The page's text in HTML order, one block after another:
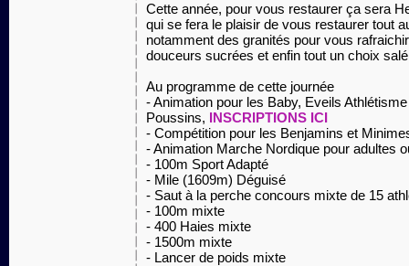
Cette année, pour vous restaurer ça sera
qui se fera le plaisir de vous restaurer tout
notamment des granités pour vous
douceurs sucrées et enfin tout un choix
Au programme de cette journée
- Animation pour les Baby, Eveils
Poussins, INSCRIPTIONS ICI
- Compétition pour les Benjamins et
- Animation Marche Nordique pour adultes
- 100m Sport Adapté
- Mile (1609m) Déguisé
- Saut à la perche concours mixte de 15
- 100m mixte
- 400 Haies mixte
- 1500m mixte
- Lancer de poids mixte